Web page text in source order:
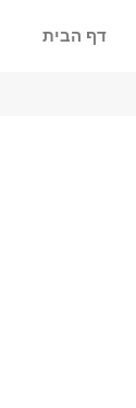
דף הבית